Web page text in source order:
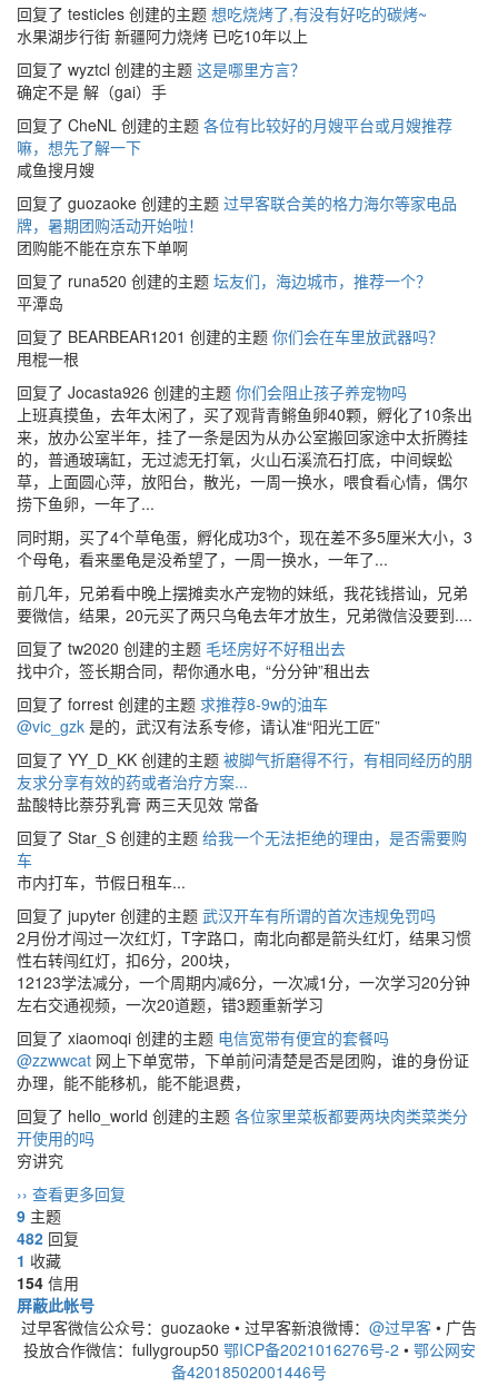
回复了 testicles 创建的主题 想吃烧烤了,有没有好吃的碳烤~
水果湖步行街 新疆阿力烧烤 已吃10年以上
回复了 wyztcl 创建的主题 这是哪里方言？
确定不是 解（gai）手
回复了 CheNL 创建的主题 各位有比较好的月嫂平台或月嫂推荐
嘛，想先了解一下
咸鱼搜月嫂
回复了 guozaoke 创建的主题 过早客联合美的格力海尔等家电品
牌，暑期团购活动开始啦！
团购能不能在京东下单啊
回复了 runa520 创建的主题 坛友们，海边城市，推荐一个？
平潭岛
回复了 BEARBEAR1201 创建的主题 你们会在车里放武器吗？
甩棍一根
回复了 Jocasta926 创建的主题 你们会阻止孩子养宠物吗
上班真摸鱼，去年太闲了，买了观背青鳉鱼卵40颗，孵化了10条出
来，放办公室半年，挂了一条是因为从办公室搬回家途中太折腾挂
的，普通玻璃缸，无过滤无打氧，火山石溪流石打底，中间蜈蚣
草，上面圆心萍，放阳台，散光，一周一换水，喂食看心情，偶尔
捞下鱼卵，一年了...
同时期，买了4个草龟蛋，孵化成功3个，现在差不多5厘米大小，3
个母龟，看来墨龟是没希望了，一周一换水，一年了...
前几年，兄弟看中晚上摆摊卖水产宠物的妹纸，我花钱搭讪，兄弟
要微信，结果，20元买了两只乌龟去年才放生，兄弟微信没要到....
回复了 tw2020 创建的主题 毛坯房好不好租出去
找中介，签长期合同，帮你通水电，“分分钟”租出去
回复了 forrest 创建的主题 求推荐8-9w的油车
@vic_gzk 是的，武汉有法系专修，请认准“阳光工匠”
回复了 YY_D_KK 创建的主题 被脚气折磨得不行，有相同经历的朋
友求分享有效的药或者治疗方案...
盐酸特比萘芬乳膏 两三天见效 常备
回复了 Star_S 创建的主题 给我一个无法拒绝的理由，是否需要购
车
市内打车，节假日租车...
回复了 jupyter 创建的主题 武汉开车有所谓的首次违规免罚吗
2月份才闯过一次红灯，T字路口，南北向都是箭头红灯，结果习惯
性右转闯红灯，扣6分，200块，
12123学法减分，一个周期内减6分，一次减1分，一次学习20分钟
左右交通视频，一次20道题，错3题重新学习
回复了 xiaomoqi 创建的主题 电信宽带有便宜的套餐吗
@zzwwcat 网上下单宽带，下单前问清楚是否是团购，谁的身份证
办理，能不能移机，能不能退费，
回复了 hello_world 创建的主题 各位家里菜板都要两块肉类菜类分
开使用的吗
穷讲究
›› 查看更多回复
9 主题
482 回复
1 收藏
154 信用
屏蔽此帐号
过早客微信公众号：guozaoke • 过早客新浪微博： @过早客 • 广告
投放合作微信：fullygroup50 鄂ICP备2021016276号-2 • 鄂公网安
备42018502001446号